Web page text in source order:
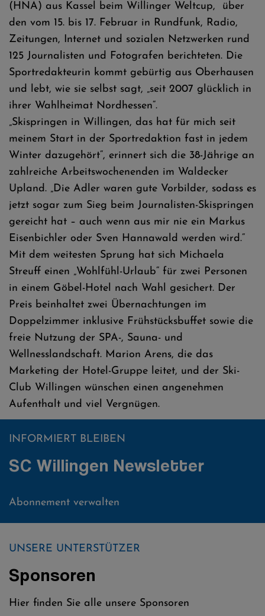
(HNA) aus Kassel beim Willinger Weltcup, über
den vom 15. bis 17. Februar in Rundfunk, Radio,
Zeitungen, Internet und sozialen Netzwerken rund
125 Journalisten und Fotografen berichteten. Die
Sportredakteurin kommt gebürtig aus Oberhausen
und lebt, wie sie selbst sagt, „seit 2007 glücklich in
ihrer Wahlheimat Nordhessen“.
„Skispringen in Willingen, das hat für mich seit
meinem Start in der Sportredaktion fast in jedem
Winter dazugehört“, erinnert sich die 38-Jährige an
zahlreiche Arbeitswochenenden im Waldecker
Upland. „Die Adler waren gute Vorbilder, sodass es
jetzt sogar zum Sieg beim Journalisten-Skispringen
gereicht hat – auch wenn aus mir nie ein Markus
Eisenbichler oder Sven Hannawald werden wird.“
Mit dem weitesten Sprung hat sich Michaela
Streuff einen „Wohlfühl-Urlaub“ für zwei Personen
in einem Göbel-Hotel nach Wahl gesichert. Der
Preis beinhaltet zwei Übernachtungen im
Doppelzimmer inklusive Frühstücksbuffet sowie die
freie Nutzung der SPA-, Sauna- und
Wellnesslandschaft. Marion Arens, die das
Marketing der Hotel-Gruppe leitet, und der Ski-
Club Willingen wünschen einen angenehmen
Aufenthalt und viel Vergnügen.
INFORMIERT BLEIBEN
SC Willingen Newsletter
Abonnement verwalten
UNSERE UNTERSTÜTZER
Sponsoren
Hier finden Sie alle unsere Sponsoren